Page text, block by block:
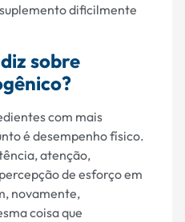
dificilmente
sobre
com mais
é desempenho físico.
atenção,
de esforço em
novamente,
coisa que